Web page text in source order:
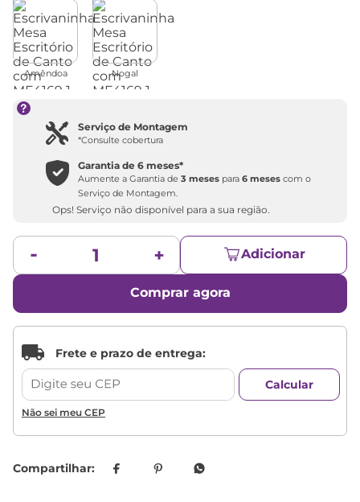
Amêndoa Nogal
Serviço de Montagem
*Consulte cobertura
Garantia de6 meses*
Aumente a Garantia de3 meses para6 meses com o
Serviço de Montagem.
Ops! Serviço não disponível para a sua região.
Adicionar
Comprar agora
Não sei meu CEP